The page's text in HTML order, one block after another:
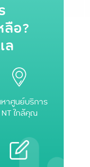
ลือ?
ล
าศูนย์บริการ
NT ใกล้คุณ